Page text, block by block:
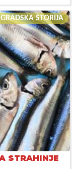
GRADSKA ŠTORIJA
STRAHINJE